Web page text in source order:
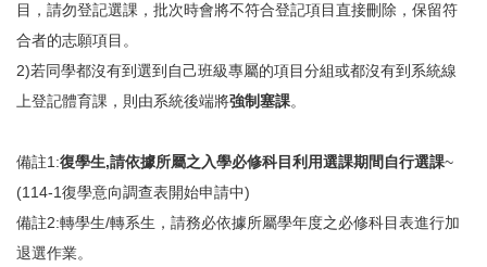
目，請勿登記選課，批次時會將不符合登記項目直接刪除，保留符
合者的志願項目。
2)若同學都沒有到選到自己班級專屬的項目分組或都沒有到系統線
上登記體育課，則由系統後端將強制塞課。
備註1:復學生,請依據所屬之入學必修科目利用選課期間自行選課~
(114-1復學意向調查表開始申請中)
備註2:轉學生/轉系生，請務必依據所屬學年度之必修科目表進行加
退選作業。